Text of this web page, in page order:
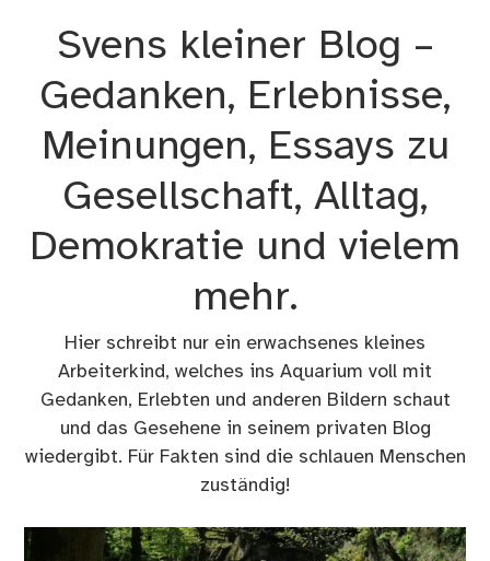
Svens kleiner Blog –
Gedanken, Erlebnisse,
Meinungen, Essays zu
Gesellschaft, Alltag,
Demokratie und vielem
mehr.
Hier schreibt nur ein erwachsenes kleines
Arbeiterkind, welches ins Aquarium voll mit
Gedanken, Erlebten und anderen Bildern schaut
und das Gesehene in seinem privaten Blog
wiedergibt. Für Fakten sind die schlauen Menschen
zuständig!